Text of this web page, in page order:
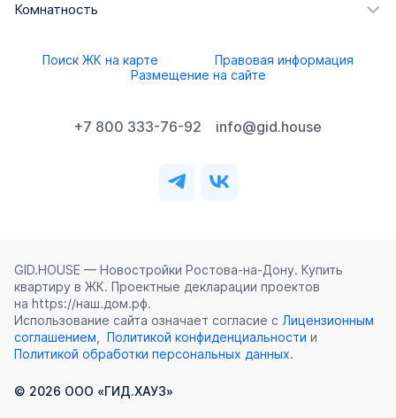
Комнатность
Поиск ЖК на карте
Правовая информация
Размещение на сайте
+7 800 333-76-92 info@gid.house
GID.HOUSE — Новостройки Ростова‑на‑Дону. Купить
квартиру в ЖК. Проектные декларации проектов
на https://наш.дом.рф.
Использование сайта означает согласие с Лицензионным
соглашением
Политикой конфиденциальности и
Политикой обработки персональных данных.
© 2026 ООО «ГИД.ХАУЗ»